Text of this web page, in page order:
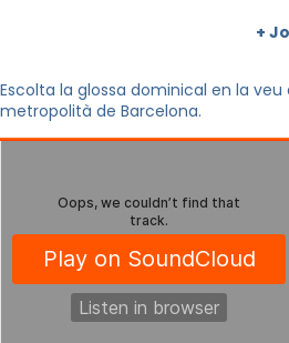
+
Escolta la glossa dominical en la
metropolità de Barcelona.